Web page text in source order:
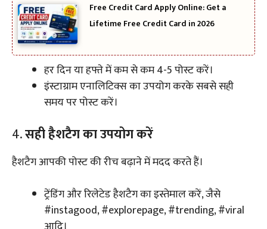
Free Credit Card Apply Online: Get a
Lifetime Free Credit Card in 2026
हर दिन या हफ्ते में कम से कम 4-5 पोस्ट करें।
इंस्टाग्राम एनालिटिक्स का उपयोग करके सबसे सही
समय पर पोस्ट करें।
4.सही हैशटैग का उपयोग करें
हैशटैग आपकी पोस्ट की रीच बढ़ाने में मदद करते हैं।
ट्रेंडिंग और रिलेटेड हैशटैग का इस्तेमाल करें, जैसे
#instagood, #explorepage, #trending, #viral